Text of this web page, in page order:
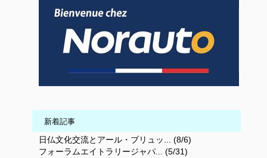
新着記事
日仏文化交流とアール・ブリュッ... (8/6)
フォーラムエイトラリージャパ... (5/31)